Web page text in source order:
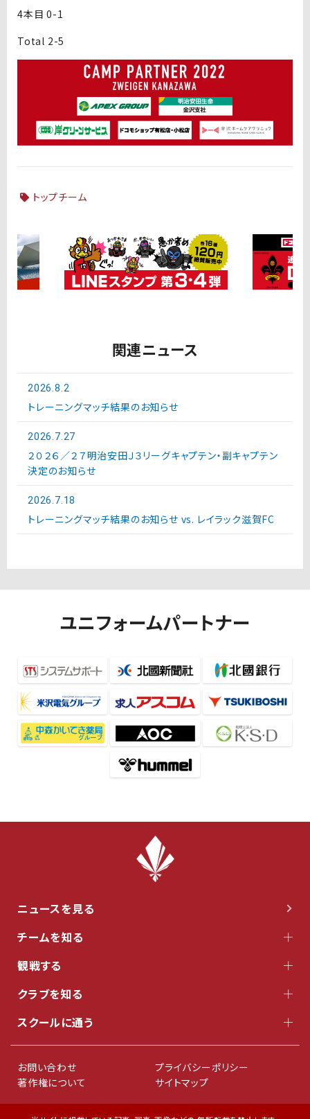
4本目 0-1
Total 2-5
トップチーム
関連ニュース
2026.8.2
トレーニングマッチ結果のお知らせ
2026.7.27
２０２６／２７明治安田Ｊ３リーグキャプテン・副キャプテン
決定のお知らせ
2026.7.18
トレーニングマッチ結果のお知らせ vs. レイラック滋賀FC
ユニフォームパートナー
ニュースを見る
チームを知る
観戦する
クラブを知る
スクールに通う
お問い合わせ
プライバシーポリシー
著作権について
サイトマップ